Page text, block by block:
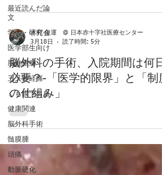
最近読んだ論
文
学会・研究会
医学部生向け
脳動脈瘤
三叉神経痛
くも膜下出血
健康関連
脳外科手術
髄膜腫
頭痛
動脈硬化
木村 俊運 @ 日本赤十字社医療センター
3月18日
読了時間: 5分
脳外科の手術、入院期間は何日
必要？-「医学的限界」と「制
の仕組み」